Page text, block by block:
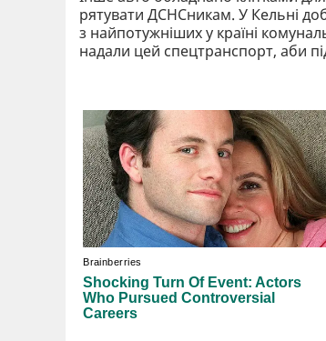
рятувати ДСНСникам. У Кельні
з найпотужніших у країні
надали цей спецтранспорт, аби